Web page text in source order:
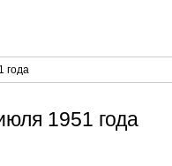
года
1951 года